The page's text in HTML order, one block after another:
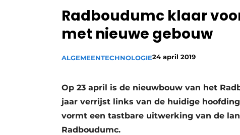
Nieuwsbrief
Podcasts
Privacy / Cookie statement
Vacatures
Video’s
Radboudumc klaar
met nieuwe gebouw
ALGEMEENTECHNOLOGIE24 april 2019
Op 23 april is de nieuwbouw van het
jaar verrijst links van de huidige
vormt een tastbare uitwerking van de
Radboudumc.